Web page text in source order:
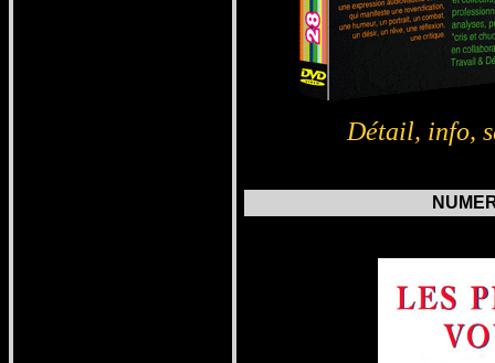
Détail, info,